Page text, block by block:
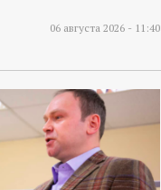
06 августа 2026 - 11:40